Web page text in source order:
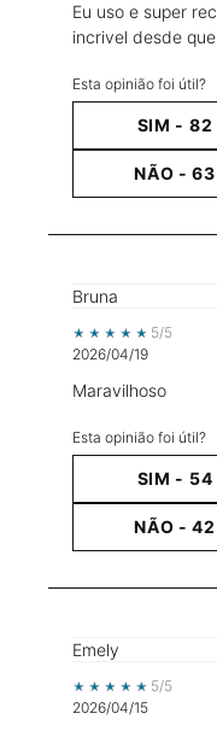
Eu uso e super
incrivel desde
Esta opinião foi útil?
SIM - 82
NÃO -63
Bruna
5 out of 5 stars.
5/5
2026/04/19
Maravilhoso
Esta opinião foi útil?
SIM - 54
NÃO -42
Emely
5 out of 5 stars.
5/5
2026/04/15